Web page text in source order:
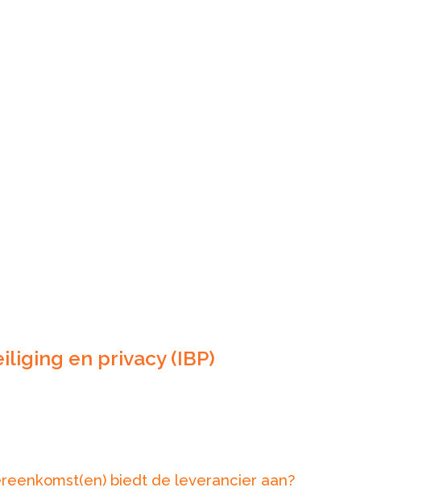
en privacy (IBP)
biedt de leverancier aan?